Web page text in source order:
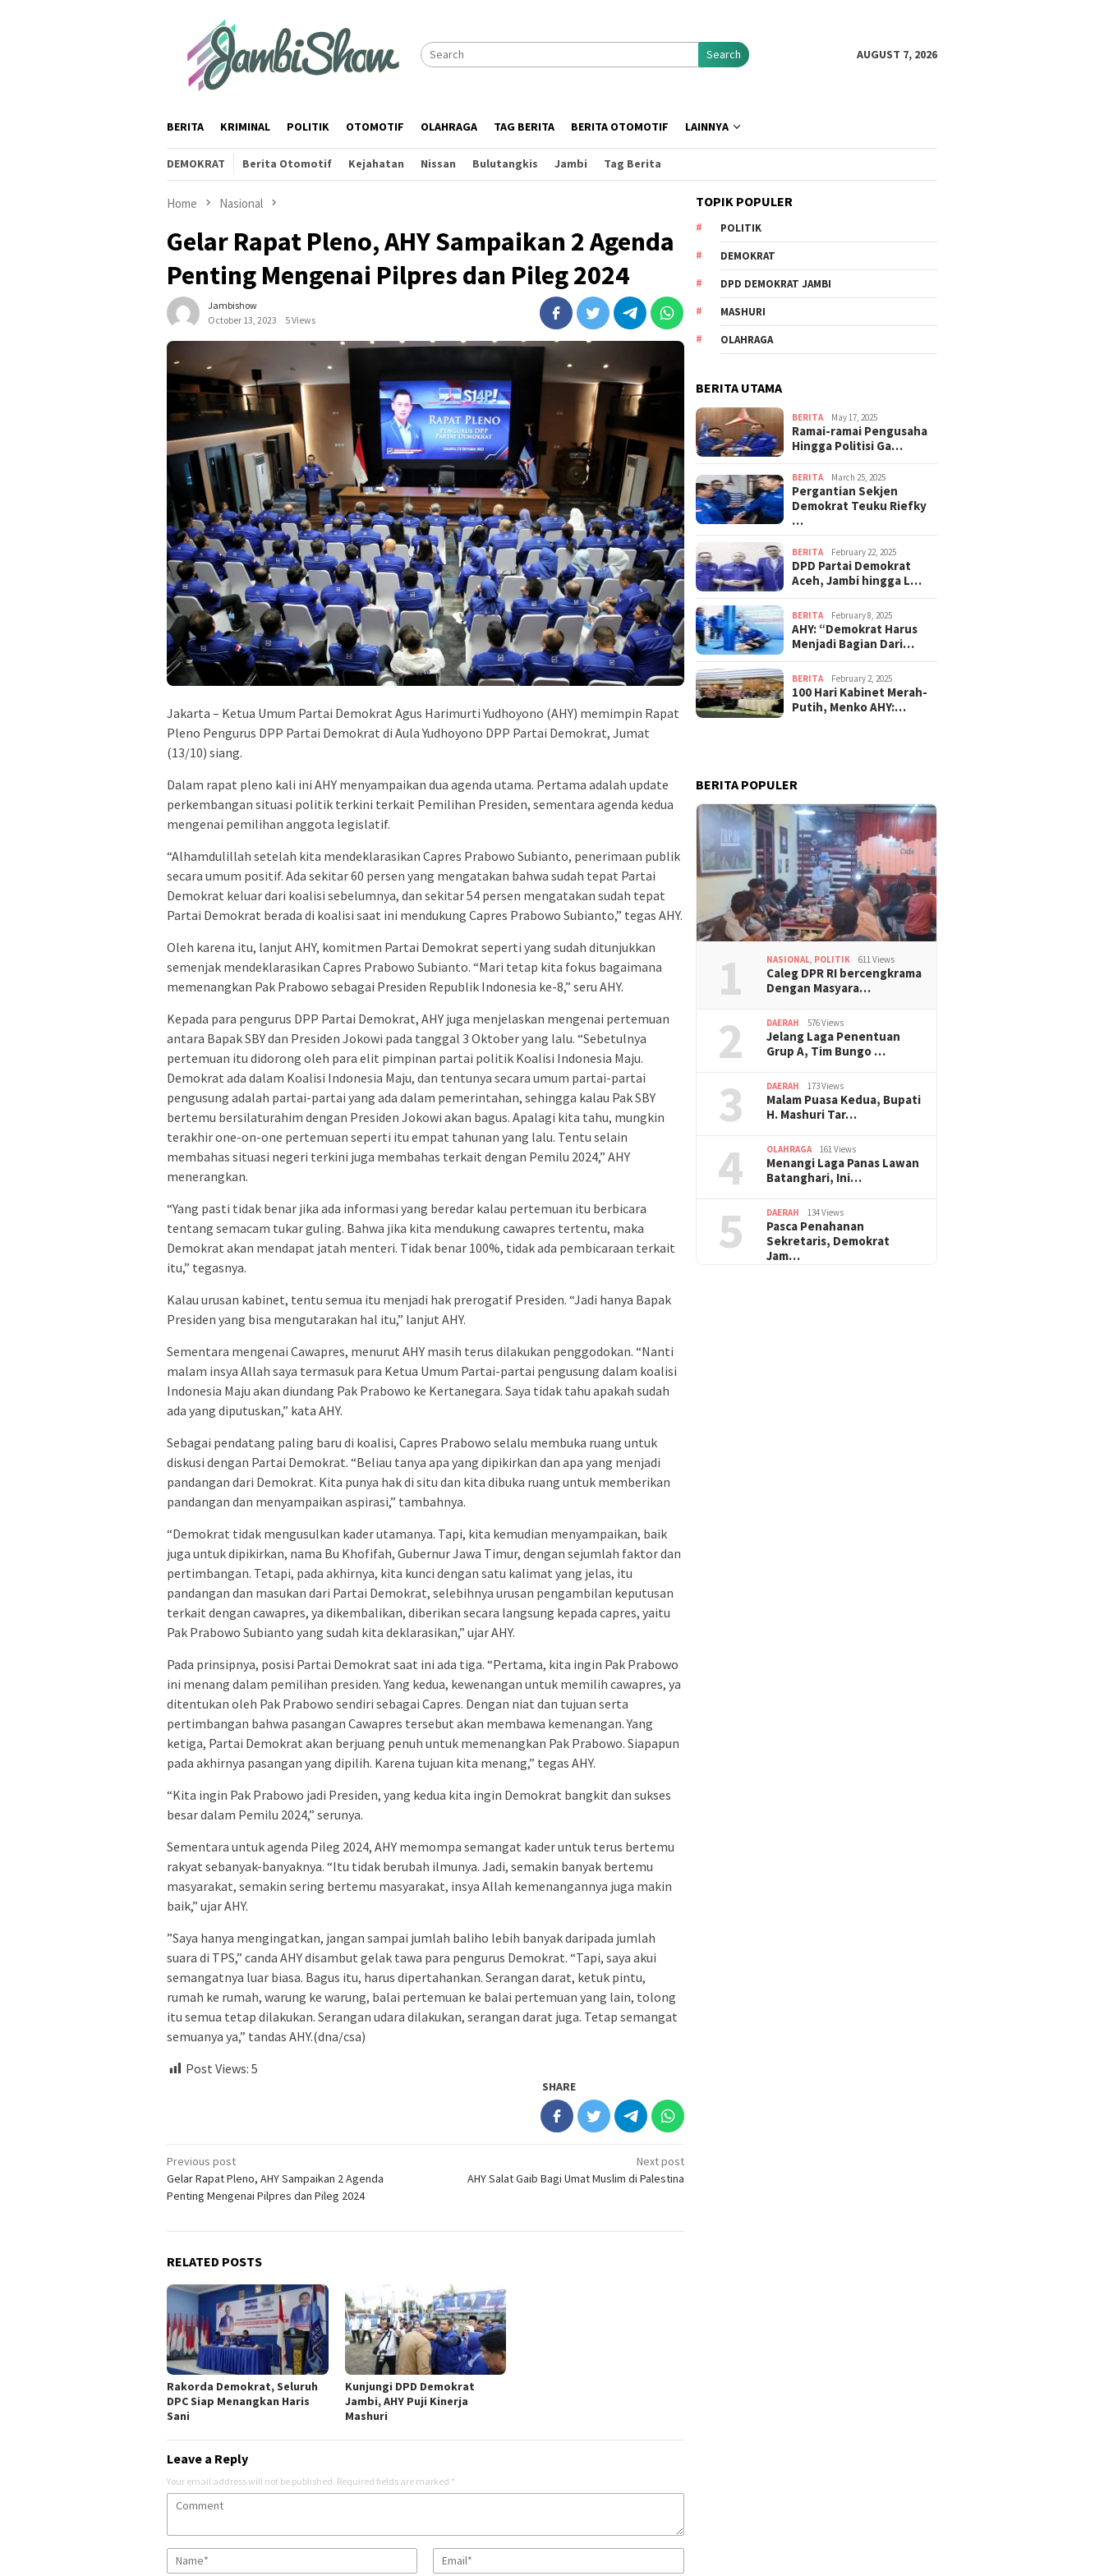
Search
AUGUST 7, 2026
BERITA KRIMINAL POLITIK OTOMOTIF OLAHRAGA TAG BERITA BERITA OTOMOTIF LAINNYA
DEMOKRAT Berita Otomotif Kejahatan Nissan Bulutangkis Jambi Tag Berita
Home Nasional
Gelar Rapat Pleno, AHY Sampaikan 2 Agenda
Penting Mengenai Pilpres dan Pileg 2024
Jambishow
October 13, 2023
5 Views
Jakarta – Ketua Umum Partai Demokrat Agus Harimurti Yudhoyono (AHY) memimpin Rapat
Pleno Pengurus DPP Partai Demokrat di Aula Yudhoyono DPP Partai Demokrat, Jumat
(13/10) siang.
Dalam rapat pleno kali ini AHY menyampaikan dua agenda utama. Pertama adalah update
perkembangan situasi politik terkini terkait Pemilihan Presiden, sementara agenda kedua
mengenai pemilihan anggota legislatif.
“Alhamdulillah setelah kita mendeklarasikan Capres Prabowo Subianto, penerimaan publik
secara umum positif. Ada sekitar 60 persen yang mengatakan bahwa sudah tepat Partai
Demokrat keluar dari koalisi sebelumnya, dan sekitar 54 persen mengatakan sudah tepat
Partai Demokrat berada di koalisi saat ini mendukung Capres Prabowo Subianto,” tegas AHY.
Oleh karena itu, lanjut AHY, komitmen Partai Demokrat seperti yang sudah ditunjukkan
semenjak mendeklarasikan Capres Prabowo Subianto. “Mari tetap kita fokus bagaimana
memenangkan Pak Prabowo sebagai Presiden Republik Indonesia ke-8,” seru AHY.
Kepada para pengurus DPP Partai Demokrat, AHY juga menjelaskan mengenai pertemuan
antara Bapak SBY dan Presiden Jokowi pada tanggal 3 Oktober yang lalu. “Sebetulnya
pertemuan itu didorong oleh para elit pimpinan partai politik Koalisi Indonesia Maju.
Demokrat ada dalam Koalisi Indonesia Maju, dan tentunya secara umum partai-partai
pengusung adalah partai-partai yang ada dalam pemerintahan, sehingga kalau Pak SBY
bertemu bersilaturahim dengan Presiden Jokowi akan bagus. Apalagi kita tahu, mungkin
terakhir one-on-one pertemuan seperti itu empat tahunan yang lalu. Tentu selain
membahas situasi negeri terkini juga membahas terkait dengan Pemilu 2024,” AHY
menerangkan.
“Yang pasti tidak benar jika ada informasi yang beredar kalau pertemuan itu berbicara
tentang semacam tukar guling. Bahwa jika kita mendukung cawapres tertentu, maka
Demokrat akan mendapat jatah menteri. Tidak benar 100%, tidak ada pembicaraan terkait
itu,” tegasnya.
Kalau urusan kabinet, tentu semua itu menjadi hak prerogatif Presiden. “Jadi hanya Bapak
Presiden yang bisa mengutarakan hal itu,” lanjut AHY.
Sementara mengenai Cawapres, menurut AHY masih terus dilakukan penggodokan. “Nanti
malam insya Allah saya termasuk para Ketua Umum Partai-partai pengusung dalam koalisi
Indonesia Maju akan diundang Pak Prabowo ke Kertanegara. Saya tidak tahu apakah sudah
ada yang diputuskan,” kata AHY.
Sebagai pendatang paling baru di koalisi, Capres Prabowo selalu membuka ruang untuk
diskusi dengan Partai Demokrat. “Beliau tanya apa yang dipikirkan dan apa yang menjadi
pandangan dari Demokrat. Kita punya hak di situ dan kita dibuka ruang untuk memberikan
pandangan dan menyampaikan aspirasi,” tambahnya.
“Demokrat tidak mengusulkan kader utamanya. Tapi, kita kemudian menyampaikan, baik
juga untuk dipikirkan, nama Bu Khofifah, Gubernur Jawa Timur, dengan sejumlah faktor dan
pertimbangan. Tetapi, pada akhirnya, kita kunci dengan satu kalimat yang jelas, itu
pandangan dan masukan dari Partai Demokrat, selebihnya urusan pengambilan keputusan
terkait dengan cawapres, ya dikembalikan, diberikan secara langsung kepada capres, yaitu
Pak Prabowo Subianto yang sudah kita deklarasikan,” ujar AHY.
Pada prinsipnya, posisi Partai Demokrat saat ini ada tiga. “Pertama, kita ingin Pak Prabowo
ini menang dalam pemilihan presiden. Yang kedua, kewenangan untuk memilih cawapres, ya
ditentukan oleh Pak Prabowo sendiri sebagai Capres. Dengan niat dan tujuan serta
pertimbangan bahwa pasangan Cawapres tersebut akan membawa kemenangan. Yang
ketiga, Partai Demokrat akan berjuang penuh untuk memenangkan Pak Prabowo. Siapapun
pada akhirnya pasangan yang dipilih. Karena tujuan kita menang,” tegas AHY.
“Kita ingin Pak Prabowo jadi Presiden, yang kedua kita ingin Demokrat bangkit dan sukses
besar dalam Pemilu 2024,” serunya.
Sementara untuk agenda Pileg 2024, AHY memompa semangat kader untuk terus bertemu
rakyat sebanyak-banyaknya. “Itu tidak berubah ilmunya. Jadi, semakin banyak bertemu
masyarakat, semakin sering bertemu masyarakat, insya Allah kemenangannya juga makin
baik,” ujar AHY.
”Saya hanya mengingatkan, jangan sampai jumlah baliho lebih banyak daripada jumlah
suara di TPS,” canda AHY disambut gelak tawa para pengurus Demokrat. “Tapi, saya akui
semangatnya luar biasa. Bagus itu, harus dipertahankan. Serangan darat, ketuk pintu,
rumah ke rumah, warung ke warung, balai pertemuan ke balai pertemuan yang lain, tolong
itu semua tetap dilakukan. Serangan udara dilakukan, serangan darat juga. Tetap semangat
semuanya ya,” tandas AHY.(dna/csa)
Post Views: 5
SHARE
Post
navigation
Previous post
Gelar Rapat Pleno, AHY Sampaikan 2 Agenda
Penting Mengenai Pilpres dan Pileg 2024
Next post
AHY Salat Gaib Bagi Umat Muslim di Palestina
RELATED POSTS
Rakorda Demokrat, Seluruh
DPC Siap Menangkan Haris
Sani
Kunjungi DPD Demokrat
Jambi, AHY Puji Kinerja
Mashuri
Leave a Reply
Your email address will not be published. Required fields are marked *
TOPIK POPULER
POLITIK
DEMOKRAT
DPD DEMOKRAT JAMBI
MASHURI
OLAHRAGA
BERITA UTAMA
BERITA May 17, 2025
Ramai-ramai Pengusaha
Hingga Politisi Ga…
BERITA March 25, 2025
Pergantian Sekjen
Demokrat Teuku Riefky
…
BERITA February 22, 2025
DPD Partai Demokrat
Aceh, Jambi hingga L…
BERITA February 8, 2025
AHY: “Demokrat Harus
Menjadi Bagian Dari…
BERITA February 2, 2025
100 Hari Kabinet Merah-
Putih, Menko AHY:…
BERITA POPULER
1 NASIONAL, POLITIK 611 Views
Caleg DPR RI bercengkrama
Dengan Masyara…
2 DAERAH 576 Views
Jelang Laga Penentuan
Grup A, Tim Bungo …
3 DAERAH 173 Views
Malam Puasa Kedua, Bupati
H. Mashuri Tar…
4 OLAHRAGA 161 Views
Menangi Laga Panas Lawan
Batanghari, Ini…
5 DAERAH 134 Views
Pasca Penahanan
Sekretaris, Demokrat
Jam…